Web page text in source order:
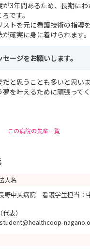
が3年間あるため、長期にわ
です。
トを元に看護技術の指導
確実に身に着けられます。
ージをお願いします。
だと思うことも多いと思い
を叶えるために頑張ってく
この病院の先輩一覧
人名
中央病院 看護学生担当：
表）